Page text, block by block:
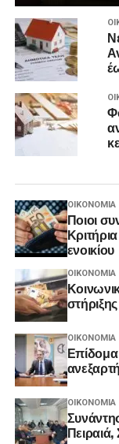
ΟΙΚΟΝΟΜΊΑ
Ποιοι
ενοικίου
ΟΙΚΟΝΟΜΊΑ
ΟΙΚΟΝΟΜΊΑ
ΟΙΚΟΝΟΜΊΑ